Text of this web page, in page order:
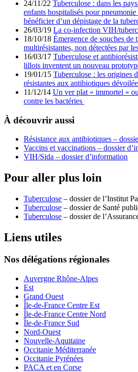
24/11/22 Tuberculose : dans les
enfants hospitalisés pour
bénéficier d’un dépistage de la
26/03/19 La co-infection VIH/
18/10/18 Émergence de souches de
multirésistantes, non détectées par
16/03/17 Tuberculose et
lillois inventent un nouveau
19/01/15 Tuberculose : les origines
résistantes aux antibiotiques
11/12/14 Un ver plat « immortel »
contre les bactéries
À découvrir aussi
Résistance aux antibiotiques –
Vaccins et vaccinations – dossier
VIH/Sida – dossier d’information
Pour aller plus loin
Tuberculose – dossier de l’Institut
Tuberculose – dossier de Santé
Tuberculose – dossier de
Liens utiles
Nos délégations régionales
Auvergne Rhône-Alpes
Est
Grand Ouest
Île-de-France Centre Est
Île-de-France Centre Nord
Île-de-France Sud
Nord-Ouest
Nouvelle-Aquitaine
Occitanie Méditerranée
Occitanie Pyrénées
PACA et en Corse